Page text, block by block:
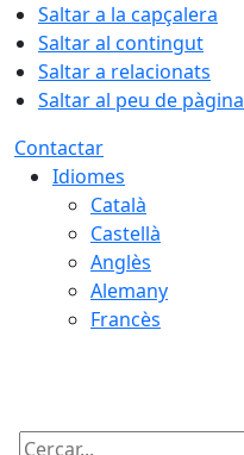
Saltar a la capçalera
Saltar al contingut
Saltar a relacionats
Saltar al peu de pàgina
Contactar
Idiomes
Català
Castellà
Anglès
Alemany
Francès